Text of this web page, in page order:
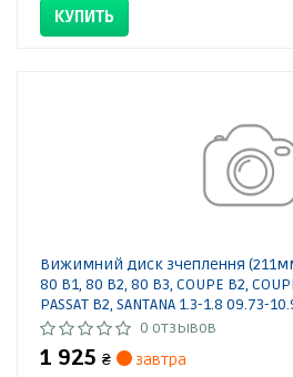
КУПИТЬ
Вижимний диск зчеплення
80 B1, 80 B2, 80 B3, COUPE B2,
PASSAT B2, SANTANA 1.3-1.8 09.73-
PRINT
0 отзывов
1 925 ₴
завтра